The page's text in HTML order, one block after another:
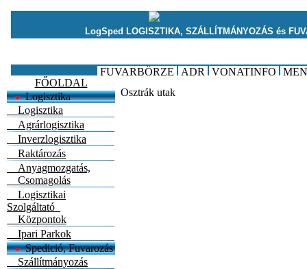
FŐOLDAL
Logisztika
Logisztika
Agrárlogisztika
Inverzlogisztika
Raktározás
Anyagmozgatás,
Csomagolás
Logisztikai
Szolgáltató
Központok
Ipari Parkok
Spedició, Fuvarozás
Szállítmányozás
Osztrák utak